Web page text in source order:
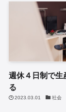
週休４日制で生
る
2023.03.01 社会